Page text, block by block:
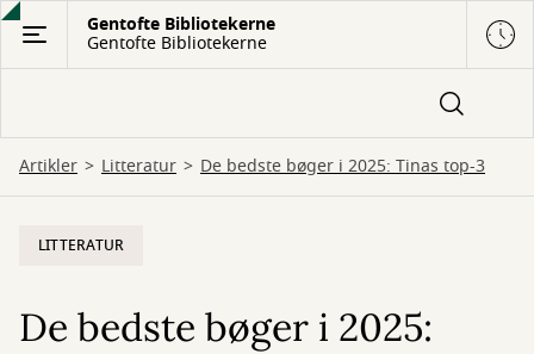
Gå
hovedindhold
Gentofte Bibliotekerne
Gentofte Bibliotekerne
Artikler Litteratur De bedste bøger i 2025: Tinas top-3
LITTERATUR
De bedste bøger i 2025: